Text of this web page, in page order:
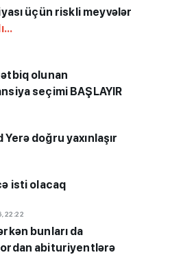
üçün riskli meyvələr
olunan
seçimi BAŞLAYIR
doğru yaxınlaşır
isti olacaq
22:22
bunları da
abituriyentlərə